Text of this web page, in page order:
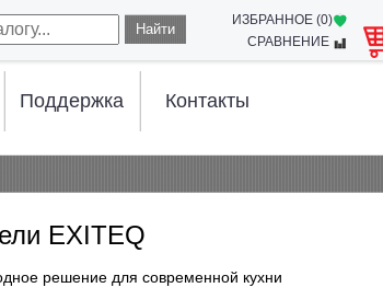
Найти
ИЗБРАННОЕ (0)
СРАВНЕНИЕ
Поддержка Контакты
EXITEQ
решение для современной кухни